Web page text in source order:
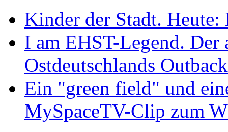
Kinder der Stadt.
I am EHST-Legend.
Ostdeutschlands
Ein "green field" und
MySpaceTV-Clip zum